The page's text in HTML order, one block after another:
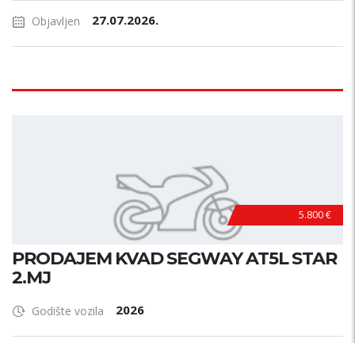
Objavljen 27.07.2026.
5.800 €
PRODAJEM KVAD SEGWAY AT5L STAR
2.MJ
Godište vozila 2026